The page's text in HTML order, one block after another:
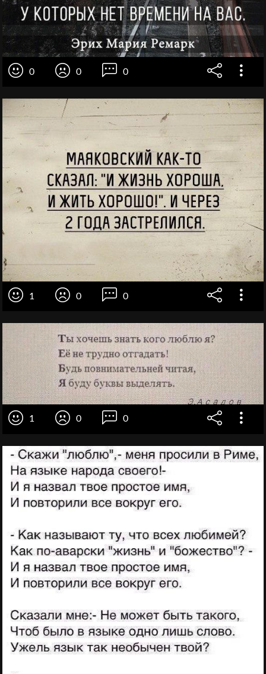
0 0 0
1 0 0
1 0 0